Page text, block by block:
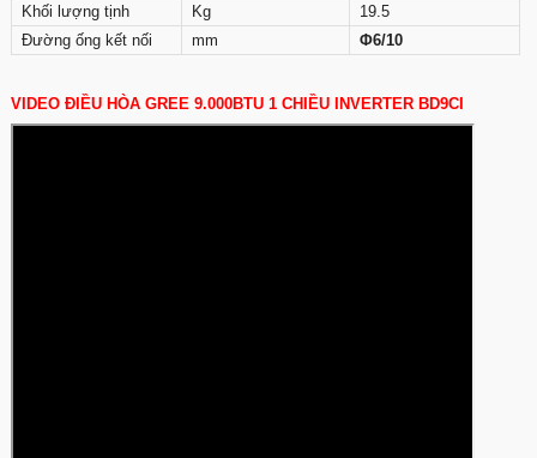
Khối lượng tịnh Kg
19.5
Đường ống kết nối
mm Φ6/10
VIDEO ĐIỀU HÒA GREE 9.000BTU 1 CHIỀU INVERTER BD9CI